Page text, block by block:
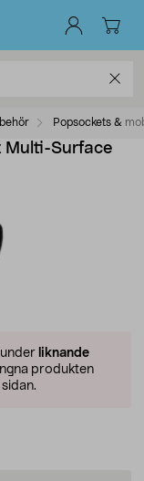
Popsockets &
Multi-Surface
liknande
produkten